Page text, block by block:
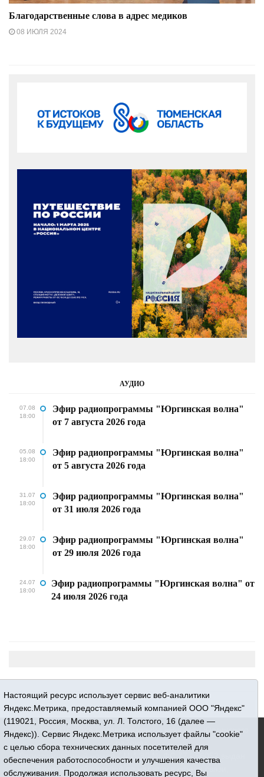
Благодарственные слова в адрес медиков
08 ИЮЛЯ 2024
АУДИО
07.08
18:00
Эфир радиопрограммы "Юргинская волна"
от 7 августа 2026 года
05.08
18:00
Эфир радиопрограммы "Юргинская волна"
от 5 августа 2026 года
31.07
18:00
Эфир радиопрограммы "Юргинская волна"
от 31 июля 2026 года
29.07
18:00
Эфир радиопрограммы "Юргинская волна"
от 29 июля 2026 года
24.07
18:00
Эфир радиопрограммы "Юргинская волна" от
24 июля 2026 года
16+ © 2015-2026 Сетевое издание «Новости Юргинского
Регистрационный номер СМИ ЭЛ № ФС 77 - 66052 выдан
Федеральной службой по надзору в сфере связи,
Настоящий ресурс использует сервис веб-аналитики
Яндекс.Метрика, предоставляемый компанией ООО "Яндекс"
(119021, Россия, Москва, ул. Л. Толстого, 16 (далее —
Яндекс)). Сервис Яндекс.Метрика использует файлы "cookie"
с целью сбора технических данных посетителей для
обеспечения работоспособности и улучшения качества
обслуживания. Продолжая использовать ресурс, Вы